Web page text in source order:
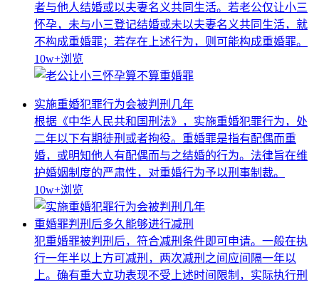
者与他人结婚或以夫妻名义共同生活。若老公仅让小三
怀孕，未与小三登记结婚或未以夫妻名义共同生活，就
不构成重婚罪；若存在上述行为，则可能构成重婚罪。
10w+浏览
实施重婚犯罪行为会被判刑几年
根据《中华人民共和国刑法》，实施重婚犯罪行为，处
二年以下有期徒刑或者拘役。重婚罪是指有配偶而重
婚，或明知他人有配偶而与之结婚的行为。法律旨在维
护婚姻制度的严肃性，对重婚行为予以刑事制裁。
10w+浏览
重婚罪判刑后多久能够进行减刑
犯重婚罪被判刑后，符合减刑条件即可申请。一般在执
行一年半以上方可减刑，两次减刑之间应间隔一年以
上。确有重大立功表现不受上述时间限制，实际执行刑